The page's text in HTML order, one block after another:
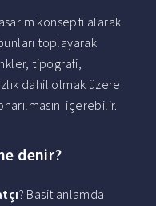
konsepti alarak
toplayarak
tipografi,
dahil olmak üzere
içerebilir.
denir?
? Basit anlamda